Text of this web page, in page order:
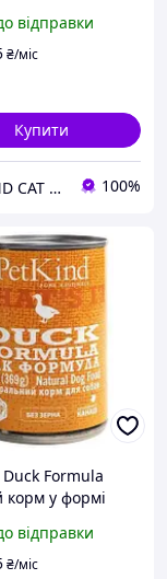
і вікових груп
369 g
відправки
₴/міс
Купити
DOG AND CAT Зоомагазин 100%
Formula
корм у формі
груп
відправки
₴/міс